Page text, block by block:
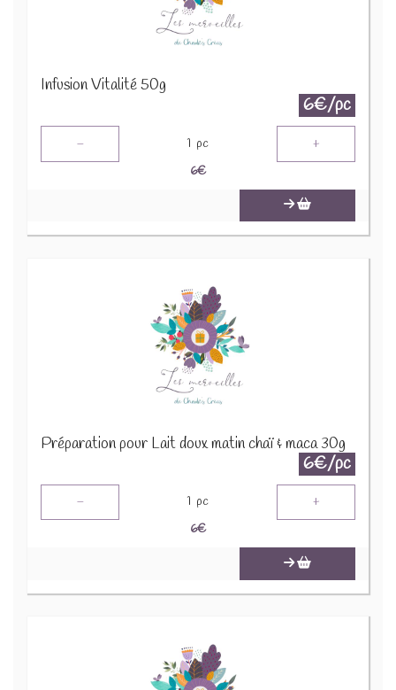
Infusion Vitalité 50g
6€/pc
- 1 pc +
6€
Préparation pour Lait doux matin chaï & maca 30g
6€/pc
- 1 pc +
6€